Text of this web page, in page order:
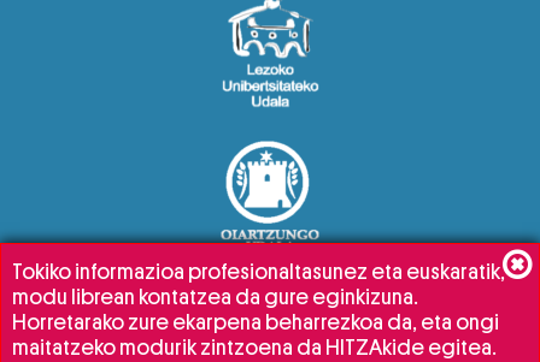
Tokiko informazioa profesionaltasunez eta euskaratik,
modu librean kontatzea da gure eginkizuna.
Horretarako zure ekarpena beharrezkoa da, eta ongi
maitatzeko modurik zintzoena da HITZAkide egitea.